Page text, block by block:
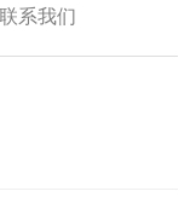
联系我们